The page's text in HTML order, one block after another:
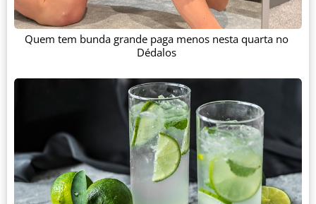
Quem tem bunda grande paga menos nesta quarta no
Dédalos